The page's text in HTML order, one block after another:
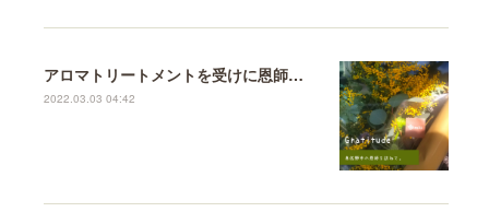
アロマトリートメントを受けに恩師のもとへ♪
2022.03.03 04:42